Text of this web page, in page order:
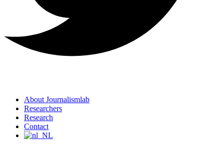
About Journalismlab
Researchers
Research
Contact